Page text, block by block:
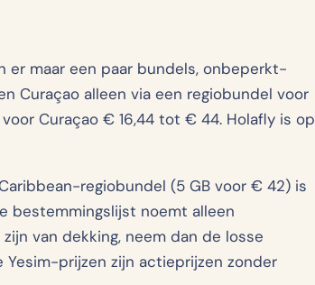
er maar een paar bundels, onbeperkt-
Curaçao alleen via een regiobundel voor
Curaçao € 16,44 tot € 44. Holafly is op
regiobundel (5 GB voor € 42) is
bestemmingslijst noemt alleen
van dekking, neem dan de losse
Yesim-prijzen zijn actieprijzen zonder